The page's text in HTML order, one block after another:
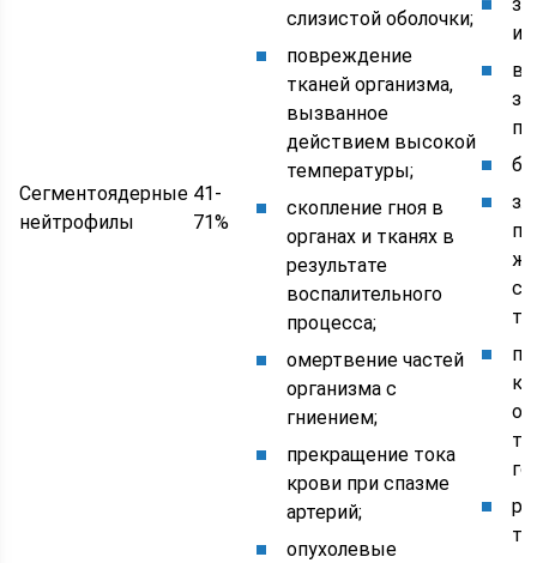
Сегментоядерные
нейтрофилы
41-
71%
слизистой оболочки;
повреждение
тканей организма,
вызванное
действием высокой
температуры;
скопление гноя в
органах и тканях в
результате
воспалительного
процесса;
омертвение частей
организма с
гниением;
прекращение тока
крови при спазме
артерий;
опухолевые